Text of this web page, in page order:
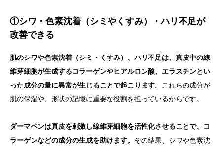
①シワ・色素沈着（シミやくすみ）・ハリ不足が
改善できる
肌のシワや色素沈着（シミ・くすみ）、ハリ不足は、真皮中の線
維芽細胞が生成するコラーゲンやヒアルロン酸、エラスチンとい
った成分の量に異常が生じることで起こります。
これらの成分が
肌の保湿や、形状の記憶に重要な役割を担っているからです。
ダーマペンは真皮を刺激し線維芽細胞を活性化させることで、コ
ラーゲンなどの成分の生成を助けます。 その結果、シワや色素沈